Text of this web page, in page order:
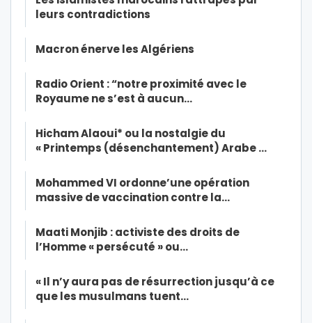
leurs contradictions
Macron énerve les Algériens
Radio Orient : “notre proximité avec le
Royaume ne s’est à aucun…
Hicham Alaoui* ou la nostalgie du
« Printemps (désenchantement) Arabe …
Mohammed VI ordonne’une opération
massive de vaccination contre la…
Maati Monjib : activiste des droits de
l’Homme « persécuté » ou…
« Il n’y aura pas de résurrection jusqu’à ce
que les musulmans tuent…